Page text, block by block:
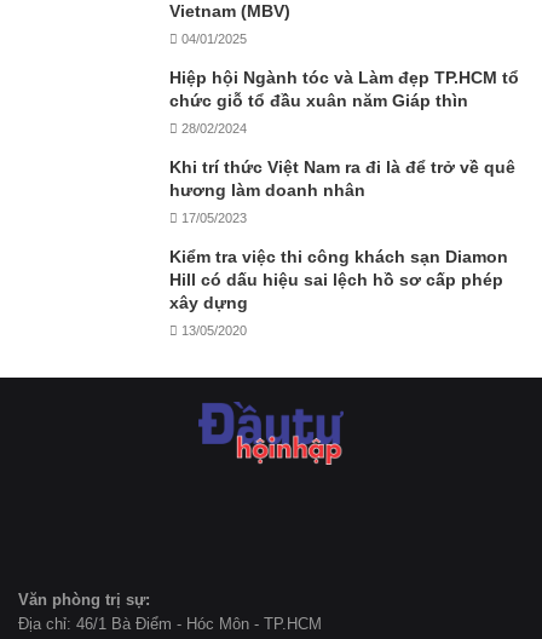
Vietnam (MBV)
04/01/2025
Hiệp hội Ngành tóc và Làm đẹp TP.HCM tổ
chức giỗ tổ đầu xuân năm Giáp thìn
28/02/2024
Khi trí thức Việt Nam ra đi là để trở về quê
hương làm doanh nhân
17/05/2023
Kiểm tra việc thi công khách sạn Diamon
Hill có dấu hiệu sai lệch hồ sơ cấp phép
xây dựng
13/05/2020
Văn phòng trị sự:
Địa chỉ: 46/1 Bà Điểm - Hóc Môn - TP.HCM